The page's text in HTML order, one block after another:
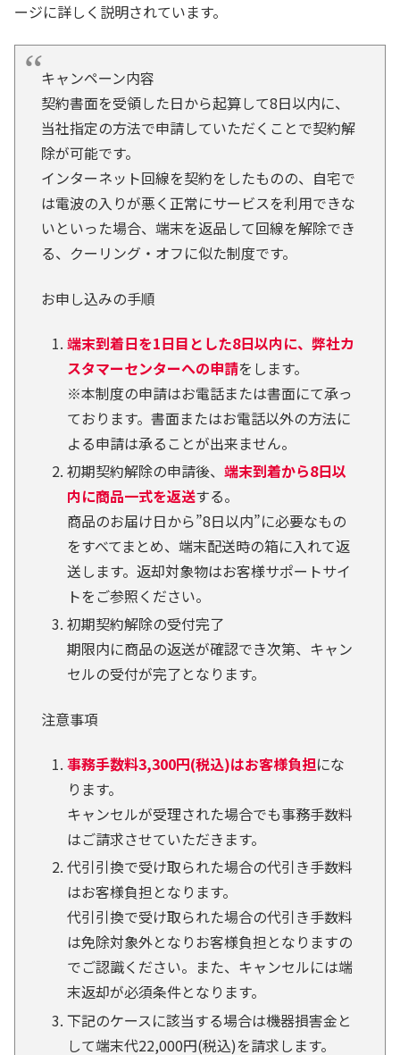
ージに詳しく説明されています。
キャンペーン内容
契約書面を受領した日から起算して8日以内に、
当社指定の方法で申請していただくことで契約解
除が可能です。
インターネット回線を契約をしたものの、自宅で
は電波の入りが悪く正常にサービスを利用できな
いといった場合、端末を返品して回線を解除でき
る、クーリング・オフに似た制度です。
お申し込みの手順
端末到着日を1日目とした8日以内に、弊社カ
スタマーセンターへの申請をします。
※本制度の申請はお電話または書面にて承っ
ております。書面またはお電話以外の方法に
よる申請は承ることが出来ません。
初期契約解除の申請後、 端末到着から8日以
内に商品一式を返送する。
商品のお届け日から”8日以内”に必要なもの
をすべてまとめ、端末配送時の箱に入れて返
送します。返却対象物はお客様サポートサイ
トをご参照ください。
初期契約解除の受付完了
期限内に商品の返送が確認でき次第、キャン
セルの受付が完了となります。
注意事項
事務手数料3,300円(税込)はお客様負担にな
ります。
キャンセルが受理された場合でも事務手数料
はご請求させていただきます。
代引引換で受け取られた場合の代引き手数料
はお客様負担となります。
代引引換で受け取られた場合の代引き手数料
は免除対象外となりお客様負担となりますの
でご認識ください。また、キャンセルには端
末返却が必須条件となります。
下記のケースに該当する場合は機器損害金と
して端末代22,000円(税込)を請求します。